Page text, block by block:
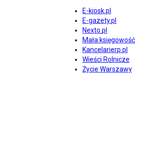
E-kiosk.pl
E-gazety.pl
Nexto.pl
Mała księgowość
Kancelarierp.pl
Wieści Rolnicze
Życie Warszawy